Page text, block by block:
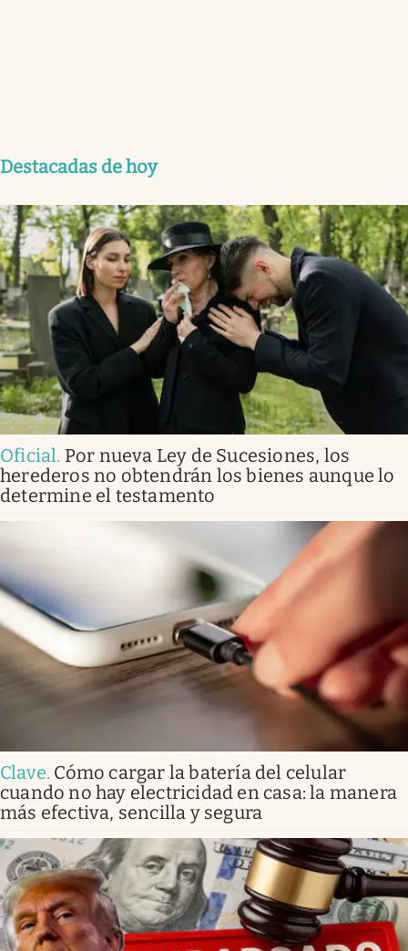
Destacadas de hoy
Oficial. Por nueva Ley de Sucesiones, los
herederos no obtendrán los bienes aunque lo
determine el testamento
Clave. Cómo cargar la batería del celular
cuando no hay electricidad en casa: la manera
más efectiva, sencilla y segura